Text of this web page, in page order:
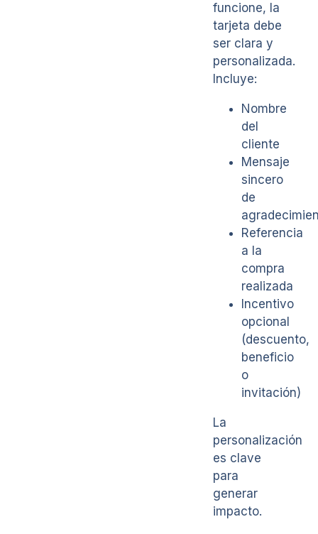
funcione, la
tarjeta debe
ser clara y
personalizada.
Incluye:
Nombre
del
cliente
Mensaje
sincero
de
Referencia
a la
compra
realizada
Incentivo
opcional
(descuento,
beneficio
o
invitación)
La
personalización
es clave
para
generar
impacto.